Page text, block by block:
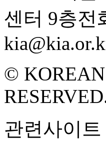
센터 9층전
©
관련사이트